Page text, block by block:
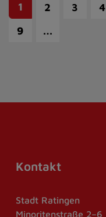
1 2 3 4
9
…
Kontakt
Stadt Ratingen
Minoritenstraße 2–6